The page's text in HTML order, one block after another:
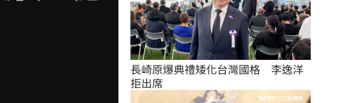
長崎原爆典禮矮化台灣國格　李逸洋
拒出席